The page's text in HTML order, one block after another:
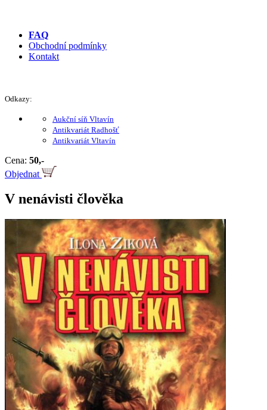
FAQ
Obchodní podmínky
Kontakt
Odkazy:
Aukční síň Vltavín
Antikvariát Radhošť
Antikvariát Vltavín
Cena: 50,-
Objednat
V nenávisti člověka